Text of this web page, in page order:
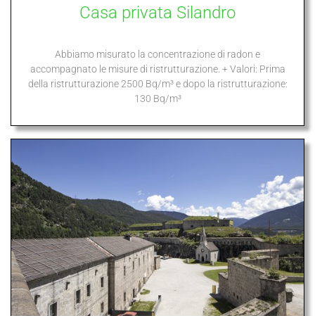
Casa privata Silandro
Abbiamo misurato la concentrazione di radon e
accompagnato le misure di ristrutturazione. + Valori: Prima
della ristrutturazione 2500 Bq/m³ e dopo la ristrutturazione:
130 Bq/m³